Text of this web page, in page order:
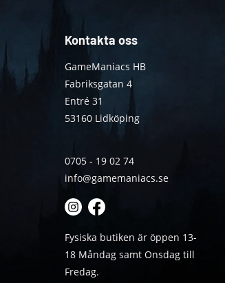
Kontakta oss
GameManiacs HB
Fabriksgatan 4
Entré 31
53160 Lidköping
0705 - 19 02 74
info@gamemaniacs.se
Fysiska butiken är öppen 13-
18 Måndag samt Onsdag till
Fredag.